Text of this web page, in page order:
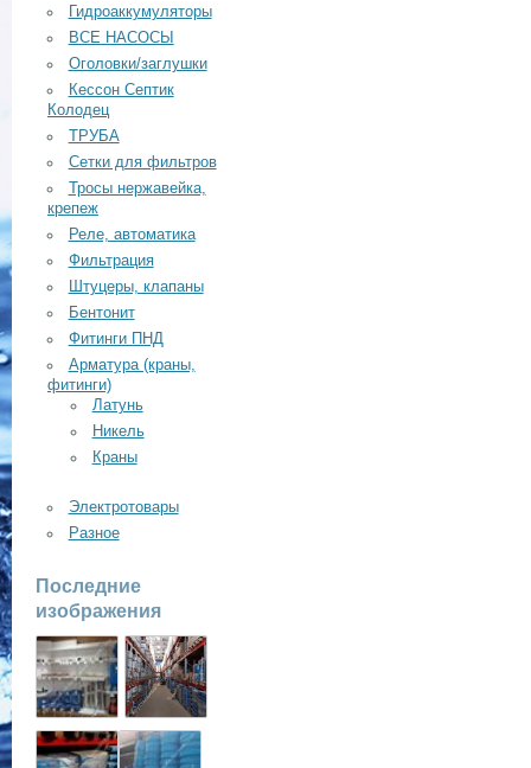
Гидроаккумуляторы
ВСЕ НАСОСЫ
Оголовки/заглушки
Кессон Септик
Колодец
ТРУБА
Сетки для фильтров
Тросы нержавейка,
крепеж
Реле, автоматика
Фильтрация
Штуцеры, клапаны
Бентонит
Фитинги ПНД
Арматура (краны,
фитинги)
Латунь
Никель
Краны
Электротовары
Разное
Последние
изображения